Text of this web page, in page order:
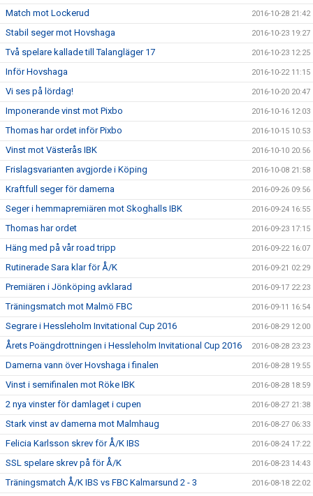
Match mot Lockerud 2016-10-28 21:42
Stabil seger mot Hovshaga 2016-10-23 19:27
Två spelare kallade till Talangläger 17 2016-10-23 12:25
Inför Hovshaga 2016-10-22 11:15
Vi ses på lördag! 2016-10-20 20:47
Imponerande vinst mot Pixbo 2016-10-16 12:03
Thomas har ordet inför Pixbo 2016-10-15 10:53
Vinst mot Västerås IBK 2016-10-10 20:56
Frislagsvarianten avgjorde i Köping 2016-10-08 21:58
Kraftfull seger för damerna 2016-09-26 09:56
Seger i hemmapremiären mot Skoghalls IBK 2016-09-24 16:55
Thomas har ordet 2016-09-23 17:15
Häng med på vår road tripp 2016-09-22 16:07
Rutinerade Sara klar för Å/K 2016-09-21 02:29
Premiären i Jönköping avklarad 2016-09-17 22:23
Träningsmatch mot Malmö FBC 2016-09-11 16:54
Segrare i Hessleholm Invitational Cup 2016 2016-08-29 12:00
Årets Poängdrottningen i Hessleholm Invitational Cup 2016 2016-08-28 23:23
Damerna vann över Hovshaga i finalen 2016-08-28 19:55
Vinst i semifinalen mot Röke IBK 2016-08-28 18:59
2 nya vinster för damlaget i cupen 2016-08-27 21:38
Stark vinst av damerna mot Malmhaug 2016-08-27 06:33
Felicia Karlsson skrev för Å/K IBS 2016-08-24 17:22
SSL spelare skrev på för Å/K 2016-08-23 14:43
Träningsmatch Å/K IBS vs FBC Kalmarsund 2 - 3 2016-08-18 22:02